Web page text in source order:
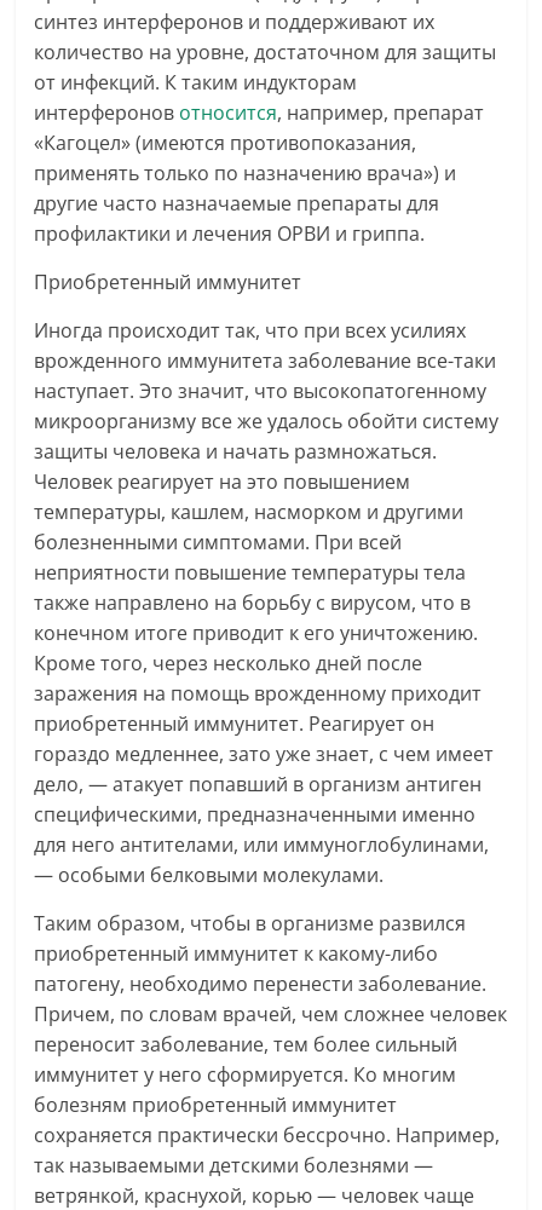
синтез интерферонов и поддерживают их
количество на уровне, достаточном для защиты
от инфекций. К таким индукторам
интерферонов относится, например, препарат
«Кагоцел» (имеются противопоказания,
применять только по назначению врача») и
другие часто назначаемые препараты для
профилактики и лечения ОРВИ и гриппа.
Приобретенный иммунитет
Иногда происходит так, что при всех усилиях
врожденного иммунитета заболевание все-таки
наступает. Это значит, что высокопатогенному
микроорганизму все же удалось обойти систему
защиты человека и начать размножаться.
Человек реагирует на это повышением
температуры, кашлем, насморком и другими
болезненными симптомами. При всей
неприятности повышение температуры тела
также направлено на борьбу с вирусом, что в
конечном итоге приводит к его уничтожению.
Кроме того, через несколько дней после
заражения на помощь врожденному приходит
приобретенный иммунитет. Реагирует он
гораздо медленнее, зато уже знает, с чем имеет
дело, — атакует попавший в организм антиген
специфическими, предназначенными именно
для него антителами, или иммуноглобулинами,
— особыми белковыми молекулами.
Таким образом, чтобы в организме развился
приобретенный иммунитет к какому-либо
патогену, необходимо перенести заболевание.
Причем, по словам врачей, чем сложнее человек
переносит заболевание, тем более сильный
иммунитет у него сформируется. Ко многим
болезням приобретенный иммунитет
сохраняется практически бессрочно. Например,
так называемыми детскими болезнями —
ветрянкой, краснухой, корью — человек чаще